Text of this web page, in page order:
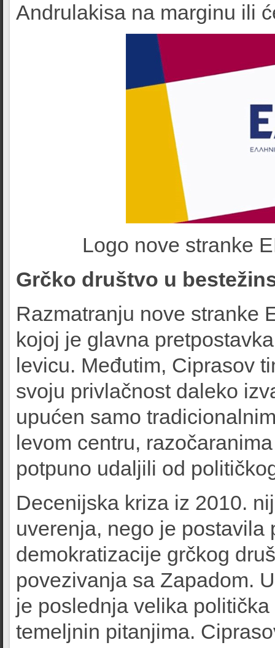
Andrulakisa na marginu ili
Logo nove stranke
Grčko društvo u
Razmatranju nove stranke
kojoj je glavna
levicu. Međutim, Ciprasov
svoju privlačnost daleko
upućen samo
levom centru,
potpuno udaljili od
Decenijska kriza iz 2010.
uverenja, nego je
demokratizacije grčkog
povezivanja sa Zapadom.
je poslednja velika
temeljnin pitanjima.